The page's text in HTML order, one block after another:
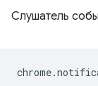
Слушатель
chrome.